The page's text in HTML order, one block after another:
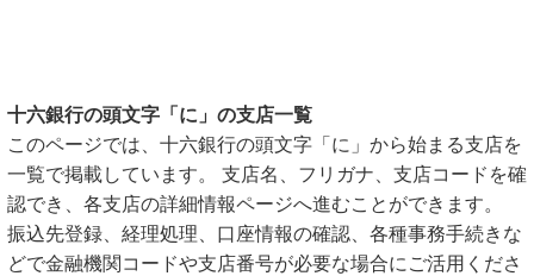
十六銀行の頭文字「に」の支店一覧
このページでは、十六銀行の頭文字「に」から始まる支店を
一覧で掲載しています。 支店名、フリガナ、支店コードを確
認でき、各支店の詳細情報ページへ進むことができます。
振込先登録、経理処理、口座情報の確認、各種事務手続きな
どで金融機関コードや支店番号が必要な場合にご活用くださ